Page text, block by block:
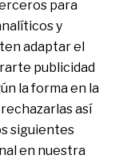
para
y
adaptar el
publicidad
la forma en la
así
siguientes
en nuestra